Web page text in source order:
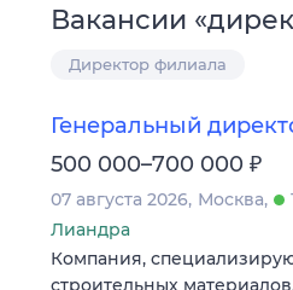
Вакансии «
Директор филиала
Генеральный
500 000–700 000 ₽
07 августа 2026 Москва
Лиандра
Компания,
строительных